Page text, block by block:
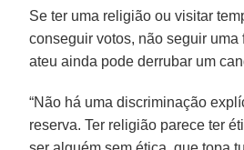
Se ter uma religião ou visitar
conseguir votos, não seguir uma
ateu ainda pode derrubar um
“Não há uma discriminação
reserva. Ter religião parece ter